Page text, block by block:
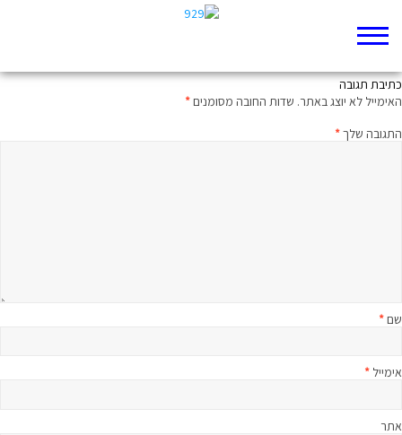
כתיבת תגובה
האימייל לא יוצג באתר. שדות החובה מסומנים*
התגובה שלך*
שם*
אימייל *
אתר